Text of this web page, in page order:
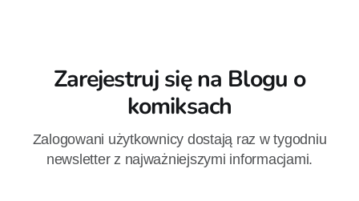
Zarejestruj się na Blogu o
komiksach
Zalogowani użytkownicy dostają raz w tygodniu
newsletter z najważniejszymi informacjami.